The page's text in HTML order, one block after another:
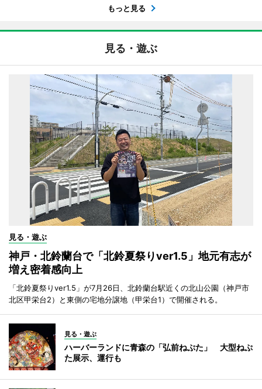
もっと見る
見る・遊ぶ
見る・遊ぶ
神戸・北鈴蘭台で「北鈴夏祭りver1.5」地元有志が
増え密着感向上
「北鈴夏祭りver1.5」が7月26日、北鈴蘭台駅近くの北山公園（神戸市
北区甲栄台2）と東側の宅地分譲地（甲栄台1）で開催される。
見る・遊ぶ
ハーバーランドに青森の「弘前ねぷた」 大型ねぷ
た展示、運行も